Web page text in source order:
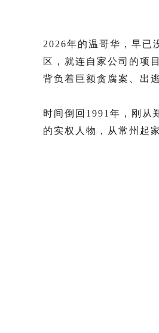
2026年的温哥华，早已
区，就连自家公司的项
背负着巨额贪腐案、出
时间倒回1991年，刚从
的实权人物，从常州起